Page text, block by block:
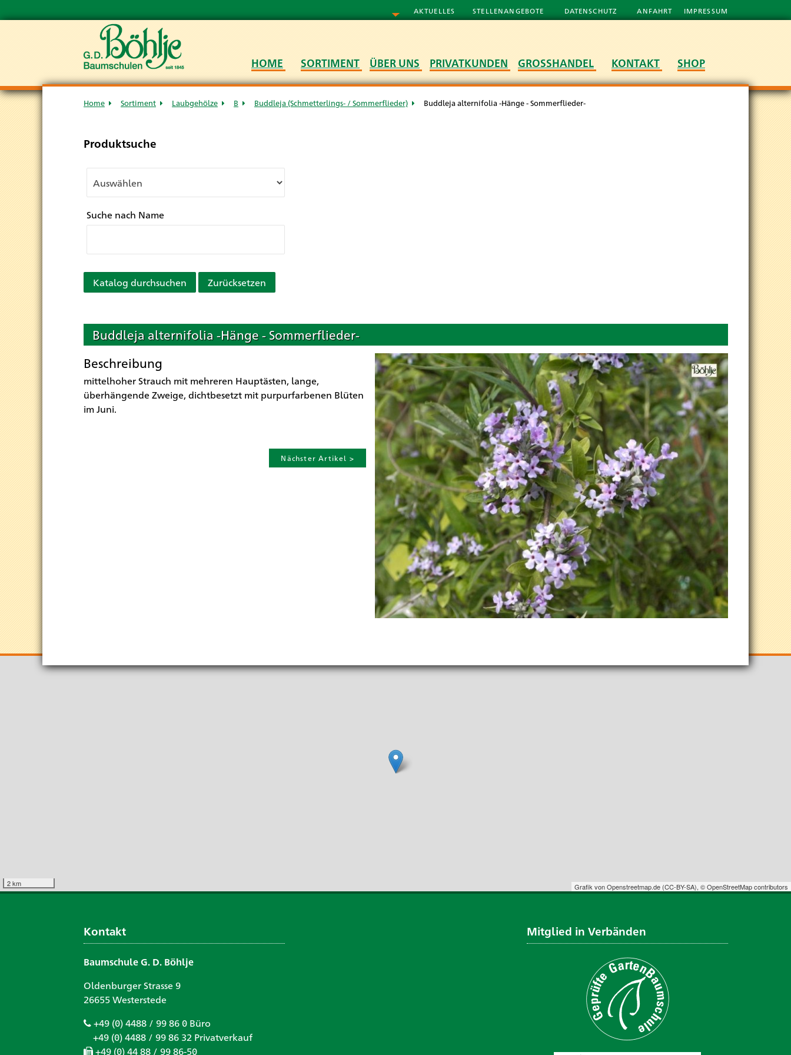
AKTUELLES STELLENANGEBOTE DATENSCHUTZ ANFAHRT IMPRESSUM
HOME SORTIMENT ÜBER UNS PRIVATKUNDEN GROSSHANDEL KONTAKT SHOP
Home Sortiment Laubgehölze B Buddleja (Schmetterlings- / Sommerflieder) Buddleja alternifolia -Hänge - Sommerflieder-
Produktsuche
Suche nach Name
Katalog durchsuchen Zurücksetzen
Buddleja alternifolia -Hänge - Sommerflieder-
Beschreibung
mittelhoher Strauch mit mehreren Hauptästen, lange,
überhängende Zweige, dichtbesetzt mit purpurfarbenen Blüten
im Juni.
Nächster Artikel >
2 km Grafik vonOpenstreetmap.de (CC-BY-SA), © OpenStreetMap contributors
Kontakt
Baumschule G. D. Böhlje
Oldenburger Strasse 9
26655 Westerstede
+49 (0) 4488 / 99 86 0 Büro
+49 (0) 4488 / 99 86 32 Privatverkauf
+49 (0) 44 88 / 99 86-50
Mitglied in Verbänden